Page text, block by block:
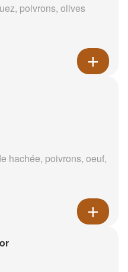
poivrons, olives
hachée, poivrons, oeuf,